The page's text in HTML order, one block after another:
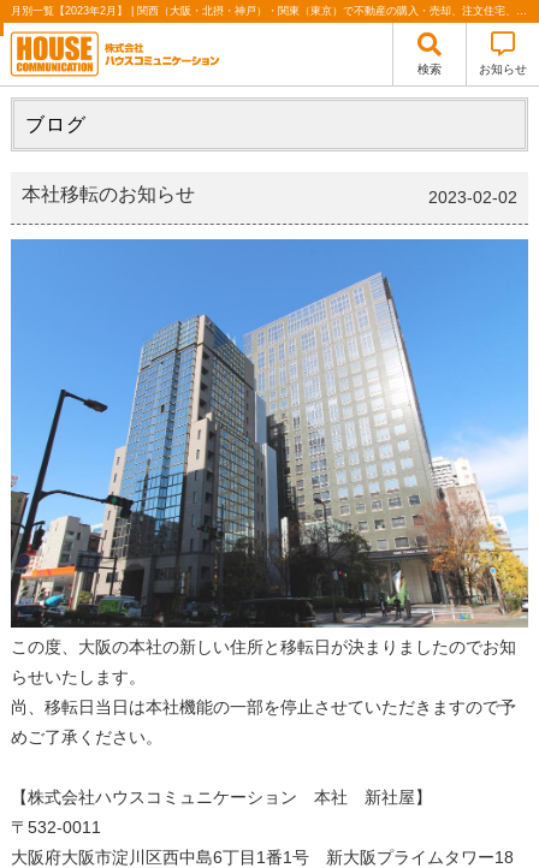
月別一覧【2023年2月】 | 関西（大阪・北摂・神戸）・関東（東京）で不動産の購入・売却、注文住宅、リノベーションの事なら株式会社ハウスコミュニケーション
検索 お知らせ
ブログ
本社移転のお知らせ 2023-02-02
この度、大阪の本社の新しい住所と移転日が決まりましたのでお知
らせいたします。
尚、移転日当日は本社機能の一部を停止させていただきますので予
めご了承ください。
【株式会社ハウスコミュニケーション 本社 新社屋】
〒532-0011
大阪府大阪市淀川区西中島6丁目1番1号 新大阪プライムタワー18